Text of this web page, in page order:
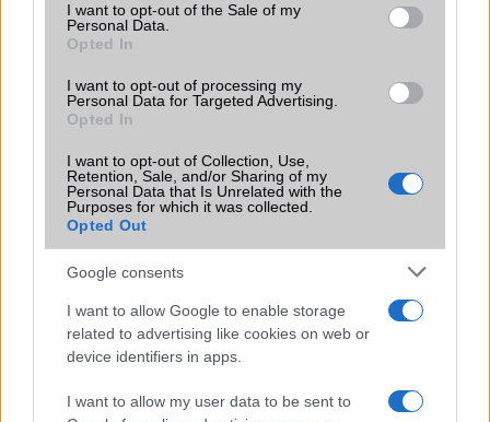
I want to opt-out of the Sale of my
Personal Data.
Opted In
I want to opt-out of processing my
Personal Data for Targeted Advertising.
Opted In
I want to opt-out of Collection, Use,
Retention, Sale, and/or Sharing of my
Personal Data that Is Unrelated with the
Purposes for which it was collected.
Opted Out
Google consents
I want to allow Google to enable storage
related to advertising like cookies on web or
device identifiers in apps.
I want to allow my user data to be sent to
Motorola Moto X: horror áron jön Európába
Motorola Moto X: egy kis ráncfelvarrás
További hírek
LEGOLVASOTTABBAK
Számos népszerű Samsung Galaxy készülék kimarad a One
iPhone 18 bemutató dátum - ekkor rántja le a leplet az
Apple az új csúcsmobilokról
Az Android rejtett automatizmusai: hat funkció, amely